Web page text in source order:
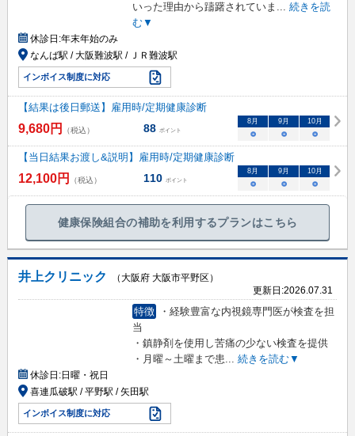
いった理由から躊躇されていま ... 続きを読
む▼
休診日:年末年始のみ
なんば駅 / 大阪難波駅 / ＪＲ難波駅
インボイス制度に対応
【結果は後日郵送】雇用時/定期健康診断
9,680円 （税込） 88 ポイント
8月 9月 10月
○ ○ ○
【当日結果お渡し&説明】雇用時/定期健康診断
12,100円 （税込） 110 ポイント
8月 9月 10月
○ ○ ○
健康保険組合の補助を利用するプランはこちら
井上クリニック
（大阪府 大阪市平野区）
更新日:2026.07.31
特徴
・経験豊富な内視鏡専門医が検査を担
当
・鎮静剤を使用し苦痛の少ない検査を提供
・月曜～土曜まで患
続きを読む▼
休診日:日曜・祝日
喜連瓜破駅 / 平野駅 / 矢田駅
インボイス制度に対応